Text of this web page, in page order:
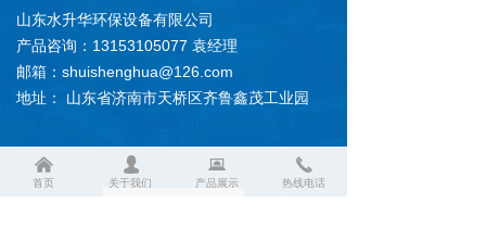
山东水升华环保设备有限公司
产品咨询：13153105077 袁经理
邮箱：shuishenghua@126.com
地址： 山东省济南市天桥区齐鲁鑫茂工业园
낀
首页
넙
关于我们
뀵
产品展示
끅
热线电话